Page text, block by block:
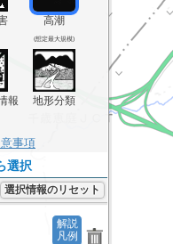
高潮
(想定最大規模)
報 地形分類
事項
選択
選択情報のリセット
解説
凡例